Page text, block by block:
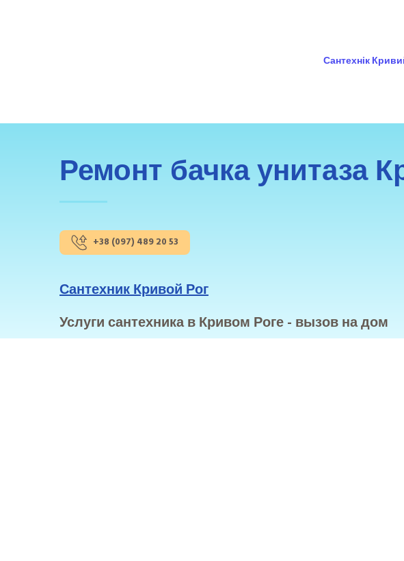
Сантехнік
Ремонт бачка унитаза
+38 (097) 489 20 53
Сантехник Кривой Рог
Услуги сантехника в Кривом Роге - вызов на дом